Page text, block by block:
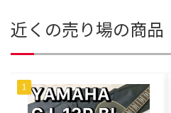
近くの売り場の商品